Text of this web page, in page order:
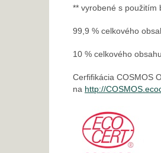
** vyrobené s použitím
99,9 % celkového
10 % celkového
Cerfifikácia COSMOS
na http://